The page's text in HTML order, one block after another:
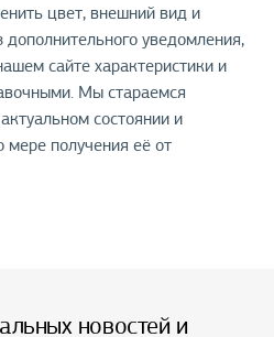
цвет, внешний вид и
дополнительного уведомления,
сайте характеристики и
Мы стараемся
состоянии и
получения её от
новостей и